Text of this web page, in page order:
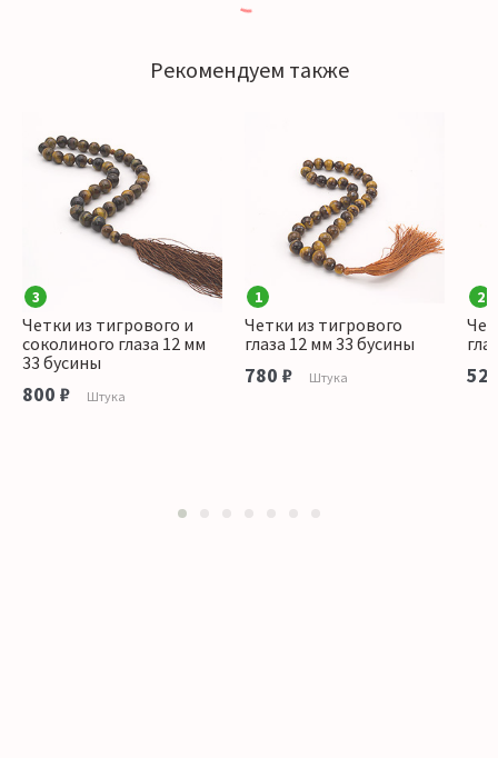
Рекомендуем также
3
Четки из тигрового и
соколиного глаза 12 мм
33 бусины
800 ₽ Штука
1
Четки из тигрового
глаза 12 мм 33 бусины
780 ₽ Штука
2